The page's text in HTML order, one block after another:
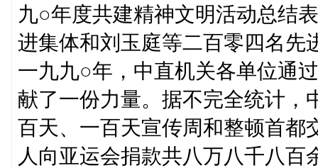
九○年度共建精神文明活动总结
进集体和刘玉庭等二百零四名先
一九九○年，中直机关各单位通
献了一份力量。据不完全统计，
百天、一百天宣传周和整顿首都
人向亚运会捐款共八万八千八